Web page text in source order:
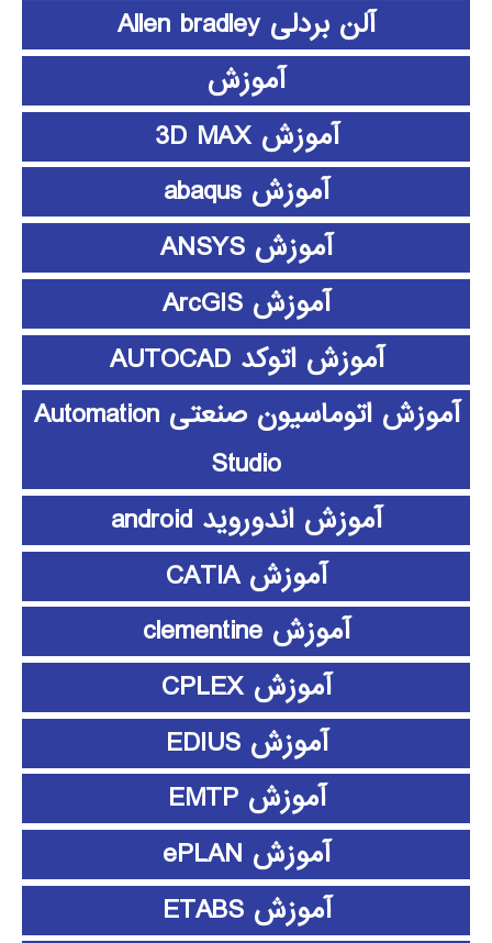
آلن بردلی Allen bradley
آموزش
آموزش 3D MAX
آموزش abaqus
آموزش ANSYS
آموزش ArcGIS
آموزش اتوکد AUTOCAD
آموزش اتوماسیون صنعتی Automation
Studio
آموزش اندوروید android
آموزش CATIA
آموزش clementine
آموزش CPLEX
آموزش EDIUS
آموزش EMTP
آموزش ePLAN
آموزش ETABS